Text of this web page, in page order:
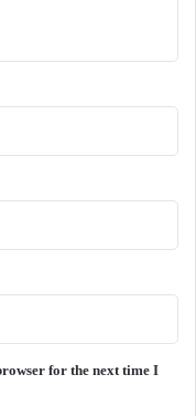
for the next time I